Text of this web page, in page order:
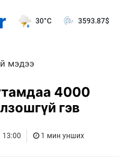
30°C 3593.87$
мэдээ
4000
гэв
13:00 1 мин унших